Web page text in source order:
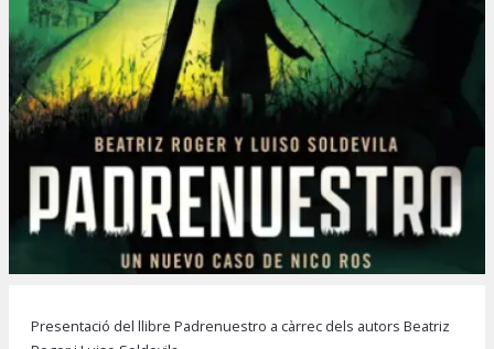
Presentació del llibre Padrenuestro a càrrec dels autors Beatriz